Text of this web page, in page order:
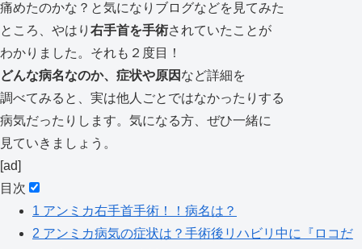
痛めたのかな？と気になりブログなどを見てみた
ところ、やはり 右手首を手術されていたことが
わかりました。それも２度目！
どんな病名なのか、症状や原因 など詳細を
調べてみると、実は他人ごとではなかったりする
病気だったりします。気になる方、ぜひ一緒に
見ていきましょう。
[ad]
目次
1 アンミカ右手首手術！！病名は？
2 アンミカ病気の症状は？手術後リハビリ中に『ロコだ